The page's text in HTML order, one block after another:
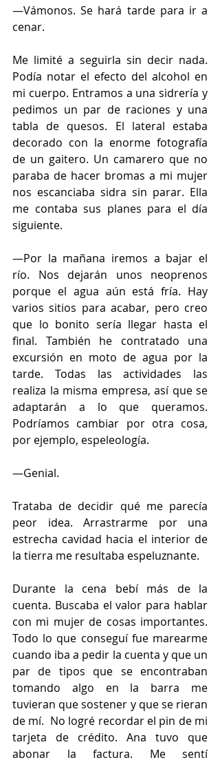
—Vámonos. Se hará tarde para ir a
cenar.
Me limité a seguirla sin decir nada.
Podía notar el efecto del alcohol en
mi cuerpo. Entramos a una sidrería y
pedimos un par de raciones y una
tabla de quesos. El lateral estaba
decorado con la enorme fotografía
de un gaitero. Un camarero que no
paraba de hacer bromas a mi mujer
nos escanciaba sidra sin parar. Ella
me contaba sus planes para el día
siguiente.
—Por la mañana iremos a bajar el
río. Nos dejarán unos neoprenos
porque el agua aún está fría. Hay
varios sitios para acabar, pero creo
que lo bonito sería llegar hasta el
final. También he contratado una
excursión en moto de agua por la
tarde. Todas las actividades las
realiza la misma empresa, así que se
adaptarán a lo que queramos.
Podríamos cambiar por otra cosa,
por ejemplo, espeleología.
—Genial.
Trataba de decidir qué me parecía
peor idea. Arrastrarme por una
estrecha cavidad hacia el interior de
la tierra me resultaba espeluznante.
Durante la cena bebí más de la
cuenta. Buscaba el valor para hablar
con mi mujer de cosas importantes.
Todo lo que conseguí fue marearme
cuando iba a pedir la cuenta y que un
par de tipos que se encontraban
tomando algo en la barra me
tuvieran que sostener y que se rieran
de mí.  No logré recordar el pin de mi
tarjeta de crédito. Ana tuvo que
abonar la factura. Me sentí